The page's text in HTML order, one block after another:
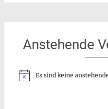
Anstehende
HinweisEs sind keine